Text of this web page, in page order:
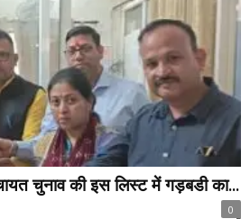
चुनाव की इस लिस्ट में गड़बडी का...
0